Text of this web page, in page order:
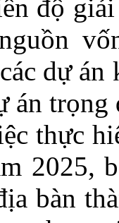
độ
dự
án trọng
thực
2025,
bàn